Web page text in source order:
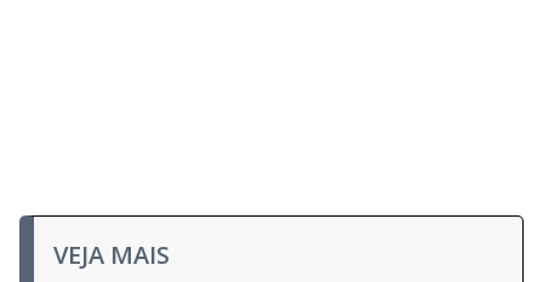
VEJA MAIS